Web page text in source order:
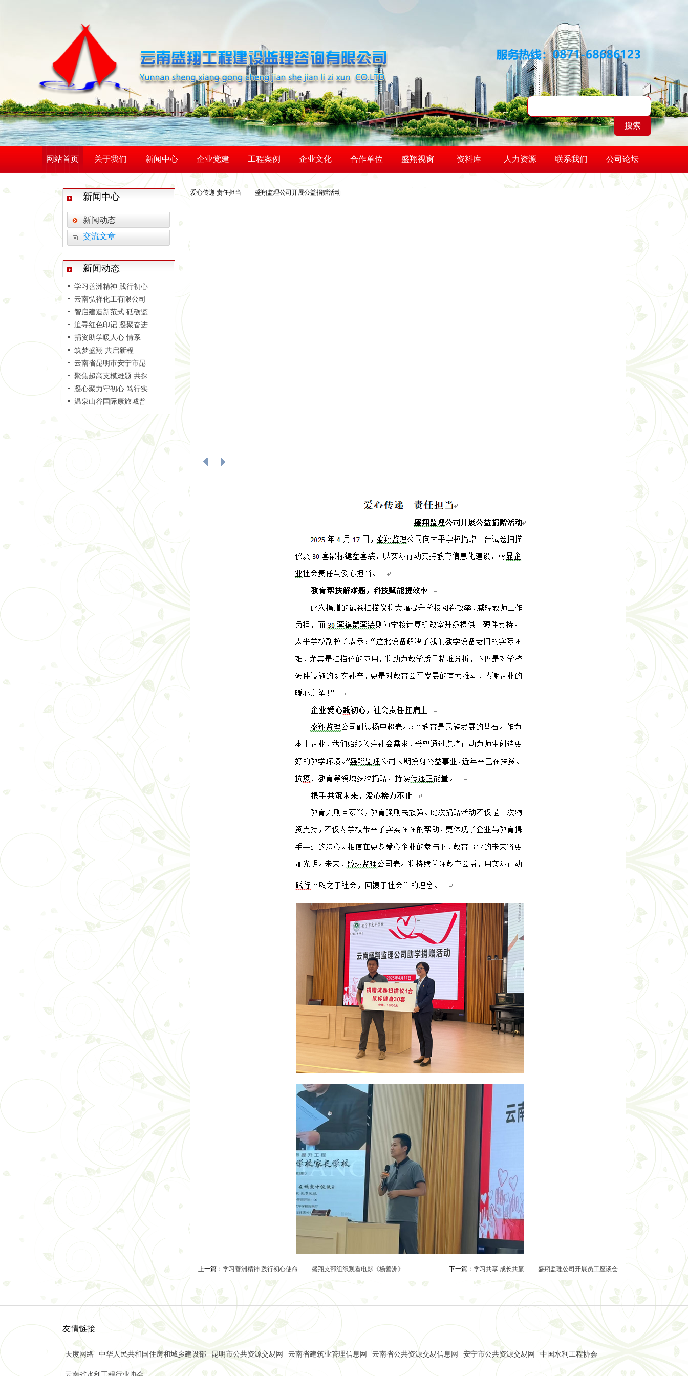
搜索
网站首页 关于我们 新闻中心 企业党建 工程案例 企业文化 合作单位 盛翔视窗 资料库 人力资源 联系我们 公司论坛
新闻中心
新闻动态
交流文章
新闻动态
活力赛场 赛出团结 —
云南弘祥化工有限公司
智启建造新范式 砥砺监
追寻红色印记 凝聚奋进
捐资助学暖人心 情系
筑梦盛翔 共启新程 —
云南省昆明市安宁市昆
聚焦超高支模难题 共探
凝心聚力守初心 笃行实
温泉山谷国际康旅城普
释放诚信能量 护航百年
安宁市中老铁路国际冷
聚焦附着式升降脚手架
安宁市官厢街更新改造
活力赛场 赛出团结 —
学习善洲精神 践行初心
云南弘祥化工有限公司
智启建造新范式 砥砺监
追寻红色印记 凝聚奋进
捐资助学暖人心 情系
筑梦盛翔 共启新程 —
云南省昆明市安宁市昆
聚焦超高支模难题 共探
凝心聚力守初心 笃行实
温泉山谷国际康旅城普
爱心传递 责任担当 ——盛翔监理公司开展公益捐赠活动
上一篇： 学习善洲精神 践行初心使命 ——盛翔支部组织观看电影《杨善洲》 下一篇： 学习共享 成长共赢 ——盛翔监理公司开展员工座谈会
友情链接
天度网络 中华人民共和国住房和城乡建设部 昆明市公共资源交易网 云南省建筑业管理信息网 云南省公共资源交易信息网 安宁市公共资源交易网 中国水利工程协会